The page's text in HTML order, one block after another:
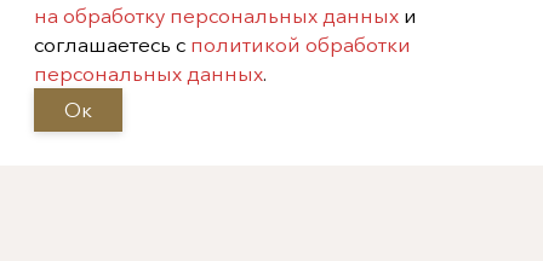
Не является публичной офертой
Меандр-Антик
на обработку персональных данных и
соглашаетесь с политикой обработки
персональных данных.
Ок